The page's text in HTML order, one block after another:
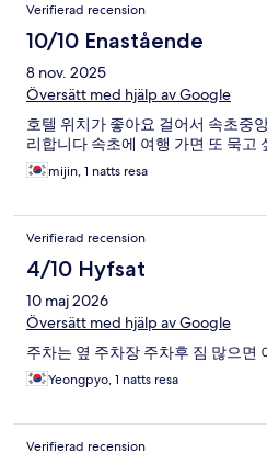
Verifierad recension
10/10 Enastående
8 nov. 2025
Översätt med hjälp av Google
호텔 위치가 좋아요 걸어서 속초중
리합니다 속초에 여행 가면 또 묵고
mijin, 1 natts resa
Verifierad recension
4/10 Hyfsat
10 maj 2026
Översätt med hjälp av Google
주차는 옆 주차장 주차후 짐 많으면
Yeongpyo, 1 natts resa
Verifierad recension